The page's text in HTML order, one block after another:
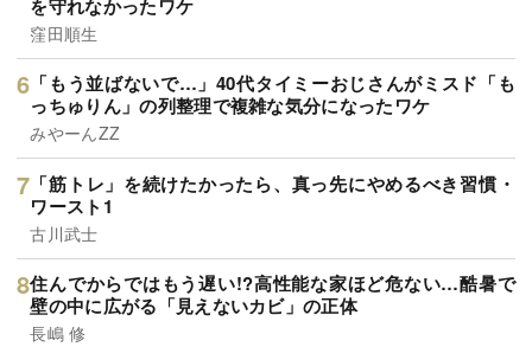
を守れなかったワケ
窪田順生
「もう並ばないで…」40代タイミーおじさんがミスド「も
っちゅりん」の列整理で複雑な気分になったワケ
みやーんZZ
「筋トレ」を続けたかったら、真っ先にやめるべき習慣・
ワースト1
古川武士
住んでからではもう遅い!?高性能な家ほど危ない…酷暑で
壁の中に広がる「見えないカビ」の正体
長嶋 修